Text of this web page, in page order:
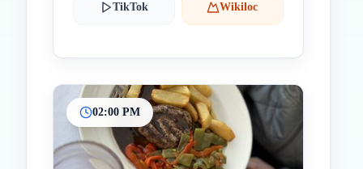
TikTok Wikiloc
02:00 PM